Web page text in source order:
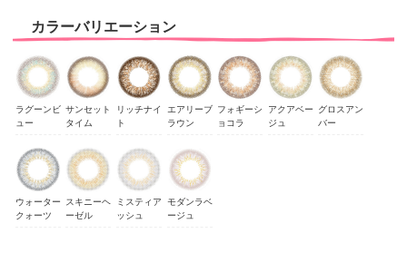
カラーバリエーション
ラグーンビ
ュー
サンセット
タイム
リッチナイ
ト
エアリーブ
ラウン
フォギーシ
ョコラ
アクアベー
ジュ
グロスアン
バー
ウォーター
クォーツ
スキニーヘ
ーゼル
ミスティア
ッシュ
モダンラベ
ージュ